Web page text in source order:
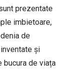
prezentate
imbietoare,
de
și
bucura de viața